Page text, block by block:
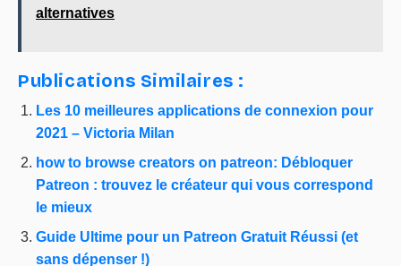
alternatives
Publications Similaires :
Les 10 meilleures applications de connexion pour
2021 – Victoria Milan
how to browse creators on patreon: Débloquer
Patreon : trouvez le créateur qui vous correspond
le mieux
Guide Ultime pour un Patreon Gratuit Réussi (et
sans dépenser !)